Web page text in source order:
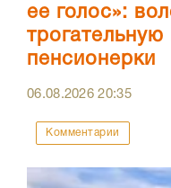
ее голос»:
пенсионерки
06.08.202620:35
Комментарии